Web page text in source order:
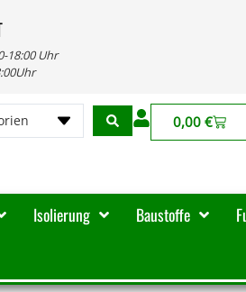
18:00 Uhr
0,00 €
Isolierung Baustoffe